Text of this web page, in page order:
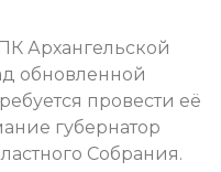
Архангельской
обновленной
провести её
губернатор
Собрания.